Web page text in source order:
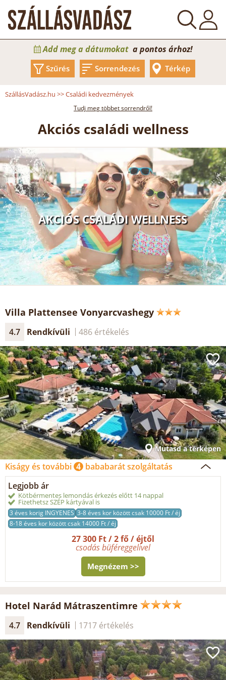
Add meg a dátumokat a pontos árhoz!
Szűrés Sorrendezés Térkép
SzállásVadász.hu >>Családi kedvezmények
Tudj meg többet sorrendről!
Akciós családi wellness
AKCIÓS CSALÁDI WELLNESS
Villa Plattensee Vonyarcvashegy
4.7 Rendkívüli 486 értékelés
Mutasd a térképen
Kiságy és további 4 bababarát szolgáltatás
Legjobb ár
Kötbérmentes lemondás érkezés előtt 14 nappal
Fizethetsz SZÉP kártyával is
3 éves korig INGYENES 3-8 éves kor között csak 10000 Ft / éj
8-18 éves kor között csak 14000 Ft / éj
27 300 Ft / 2 fő / éjtől
csodás büféreggelivel
Megnézem >>
Hotel Narád Mátraszentimre
4.7 Rendkívüli 1717 értékelés